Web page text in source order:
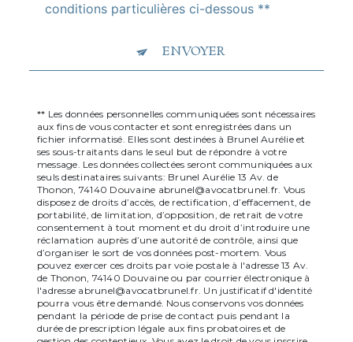
conditions particulières ci-dessous **
ENVOYER
** Les données personnelles communiquées sont nécessaires
aux fins de vous contacter et sont enregistrées dans un
fichier informatisé. Elles sont destinées à Brunel Aurélie et
ses sous-traitants dans le seul but de répondre à votre
message. Les données collectées seront communiquées aux
seuls destinataires suivants: Brunel Aurélie 13 Av. de
Thonon, 74140 Douvaine abrunel@avocatbrunel.fr. Vous
disposez de droits d’accès, de rectification, d’effacement, de
portabilité, de limitation, d’opposition, de retrait de votre
consentement à tout moment et du droit d’introduire une
réclamation auprès d’une autorité de contrôle, ainsi que
d’organiser le sort de vos données post-mortem. Vous
pouvez exercer ces droits par voie postale à l'adresse 13 Av.
de Thonon, 74140 Douvaine ou par courrier électronique à
l'adresse abrunel@avocatbrunel.fr. Un justificatif d'identité
pourra vous être demandé. Nous conservons vos données
pendant la période de prise de contact puis pendant la
durée de prescription légale aux fins probatoires et de